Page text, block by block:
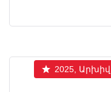
2025,